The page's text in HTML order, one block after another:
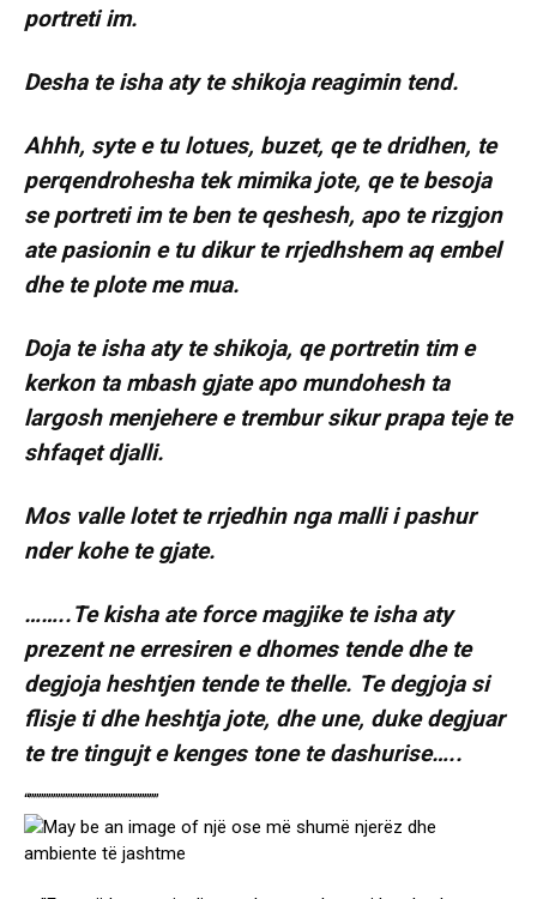
portreti im.
Desha te isha aty te shikoja reagimin tend.
Ahhh, syte e tu lotues, buzet, qe te dridhen, te
perqendrohesha tek mimika jote, qe te besoja
se portreti im te ben te qeshesh, apo te rizgjon
ate pasionin e tu dikur te rrjedhshem aq embel
dhe te plote me mua.
Doja te isha aty te shikoja, qe portretin tim e
kerkon ta mbash gjate apo mundohesh ta
largosh menjehere e trembur sikur prapa teje te
shfaqet djalli.
Mos valle lotet te rrjedhin nga malli i pashur
nder kohe te gjate.
……..Te kisha ate force magjike te isha aty
prezent ne erresiren e dhomes tende dhe te
degjoja heshtjen tende te thelle. Te degjoja si
flisje ti dhe heshtja jote, dhe une, duke degjuar
te tre tingujt e kenges tone te dashurise…..
“”””””””””””””””””””””””””””